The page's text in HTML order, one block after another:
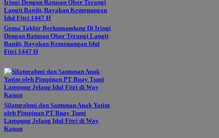
Gema Takbir Berkumandang Di Iringi
Dengan Ratusan Obor Terangi Langit
Banjit, Rayakan Kemenangan Idul
Fitri 1447 H
Silaturahmi dan Santunan Anak Yatim
oleh Pimpinan PT Buay Tumi
Lampung Jelang Idul Fitri di Way
Kanan